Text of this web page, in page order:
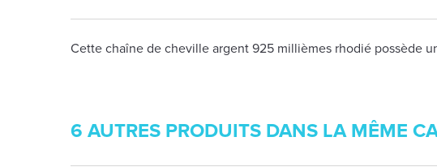
Cette chaîne de cheville argent 925 millièmes rhodié possède
6 AUTRES PRODUITS DANS LA MÊME